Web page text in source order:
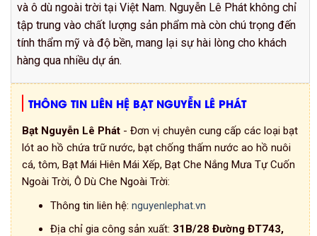
và ô dù ngoài trời tại Việt Nam. Nguyễn Lê Phát không chỉ
tập trung vào chất lượng sản phẩm mà còn chú trọng đến
tính thẩm mỹ và độ bền, mang lại sự hài lòng cho khách
hàng qua nhiều dự án.
THÔNG TIN LIÊN HỆ BẠT NGUYỄN LÊ PHÁT
Bạt Nguyễn Lê Phát - Đơn vị chuyên cung cấp các loại bạt
lót ao hồ chứa trữ nước, bạt chống thấm nước ao hồ nuôi
cá, tôm, Bạt Mái Hiên Mái Xếp, Bạt Che Nắng Mưa Tự Cuốn
Ngoài Trời, Ô Dù Che Ngoài Trời:
Thông tin liên hệ: nguyenlephat.vn
Địa chỉ gia công sản xuất: 31B/28 Đường ĐT743,